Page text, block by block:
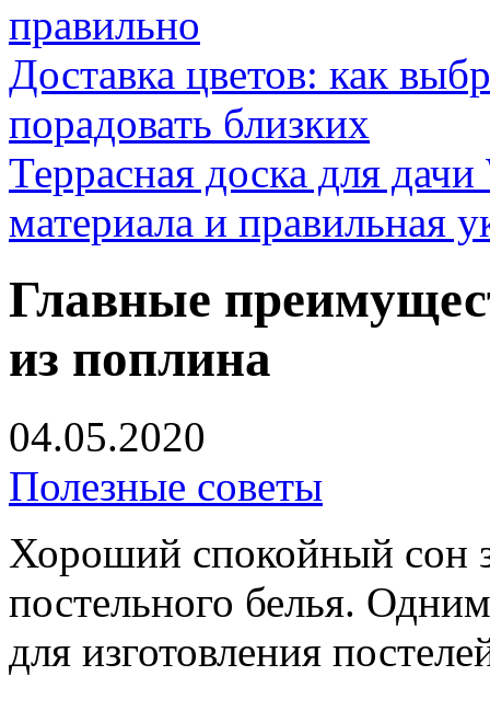
правильно
Доставка цветов: как
порадовать близких
Террасная доска для
материала и правильная
Главные
из поплина
04.05.2020
Полезные советы
Хороший спокойный сон
постельного белья.
для изготовления